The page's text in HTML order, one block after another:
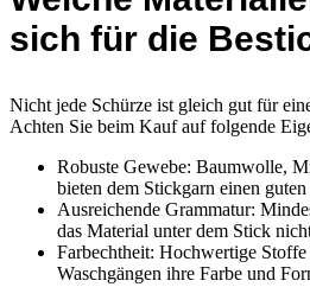
sich für die
Nicht jede Schürze ist gleich gut für
Achten Sie beim Kauf auf folgende
Robuste Gewebe: Baumwolle,
bieten dem Stickgarn einen
Ausreichende Grammatur:
das Material unter dem Stick
Farbechtheit: Hochwertige
Waschgängen ihre Farbe und